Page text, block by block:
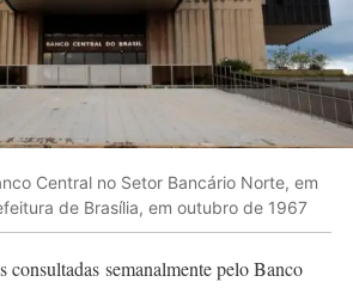
Central no Setor Bancário Norte, em
de Brasília, em outubro de 1967
consultadas semanalmente pelo Banco